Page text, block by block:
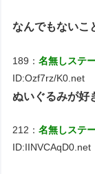
なんでもないこ
189：名無しステ
ID:Ozf7rz/K0.net
ぬいぐるみが好
212：名無しステ
ID:IINVCAqD0.net